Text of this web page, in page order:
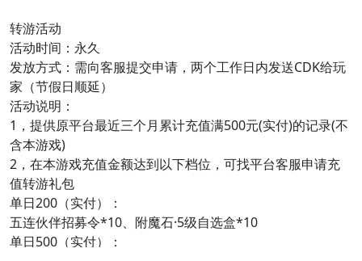
转游活动
活动时间：永久
发放方式：需向客服提交申请，两个工作日内发送CDK给玩
家（节假日顺延）
活动说明：
1，提供原平台最近三个月累计充值满500元(实付)的记录(不
含本游戏)
2，在本游戏充值金额达到以下档位，可找平台客服申请充
值转游礼包
单日200（实付）：
五连伙伴招募令*10、附魔石·5级自选盒*10
单日500（实付）：